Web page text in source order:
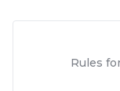
Rules